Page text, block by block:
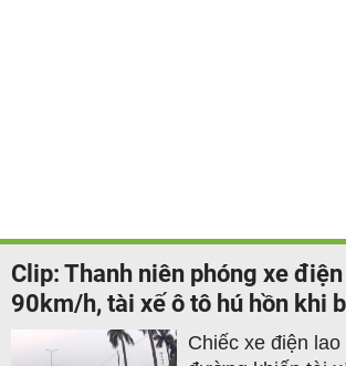
Clip: Thanh niên phóng xe
90km/h, tài xế ô tô hú hồn khi
Chiếc xe điện